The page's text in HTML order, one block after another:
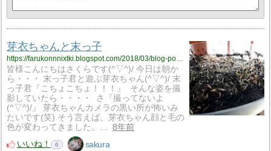
芽衣ちゃんと末っ子
https://farukonnnixtki.blogspot.com/2018/03/blog-post_26.html
皆様こんにちはさくらです(^▽^)/ 今日は朝か
ら・・・ 末っ子君と遊ぶ芽衣ちゃん(^▽^)/ 末
っ子君『こちょこちょ！！！』 そんな姿を撮
影していたら・・・・ さ『撮ってないよ
(^▽^)/』 芽衣ちゃんカメラの黒い所が怖いみ
たいです(笑) そう言えば、芽衣ちゃん顔と毛の
色が変わってきました。…
8年前
いいね！
6 sakura